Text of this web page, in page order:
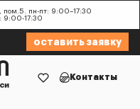
пом.5. пн-пт: 9:00–17:30
9:00-17:30
оставить заявку
Контакты